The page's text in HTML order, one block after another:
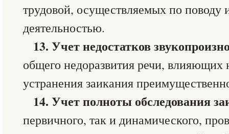
трудовой, осуществляемых по поводу
деятельностью.
13. Учет недостатков
общего недоразвития речи, влияющих
устранения заикания
14. Учет полноты обследования
первичного, так и динамического,